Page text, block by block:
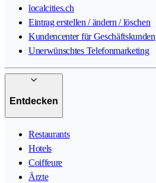
localcities.ch
Eintrag erstellen / ändern / löschen
Kundencenter für Geschäftskunden
Unerwünschtes Telefonmarketing
Entdecken
Restaurants
Hotels
Coiffeure
Ärzte